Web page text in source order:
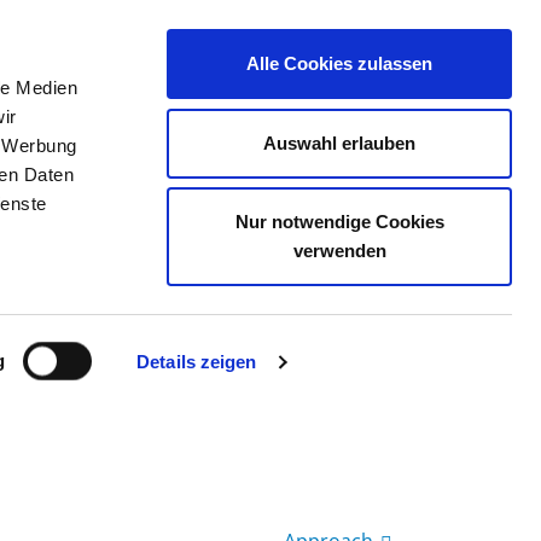
Medien
Daten
Details zeigen
Alle Cookies zulassen
Auswahl erlauben
Nur notwendige Cookies
verwenden
CONTACT YOUR OPINION